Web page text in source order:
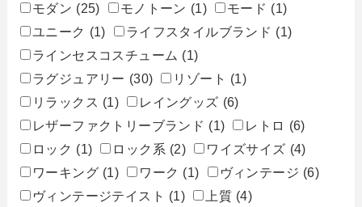
モダン (25) モノトーン (1) モード (1)
ユニーク (1) ライフスタイルブランド (1)
ラインセスコスチューム (1)
ラグジュアリー (30) リゾート (1)
リラックス (1) レイングッズ (6)
レザーファクトリーブランド (1) レトロ (6)
ロック (1) ロック系 (2) ワイズサイズ (4)
ワーキング (1) ワーク (1) ヴィンテージ (6)
ヴィンテージテイスト (1) 上質 (4)